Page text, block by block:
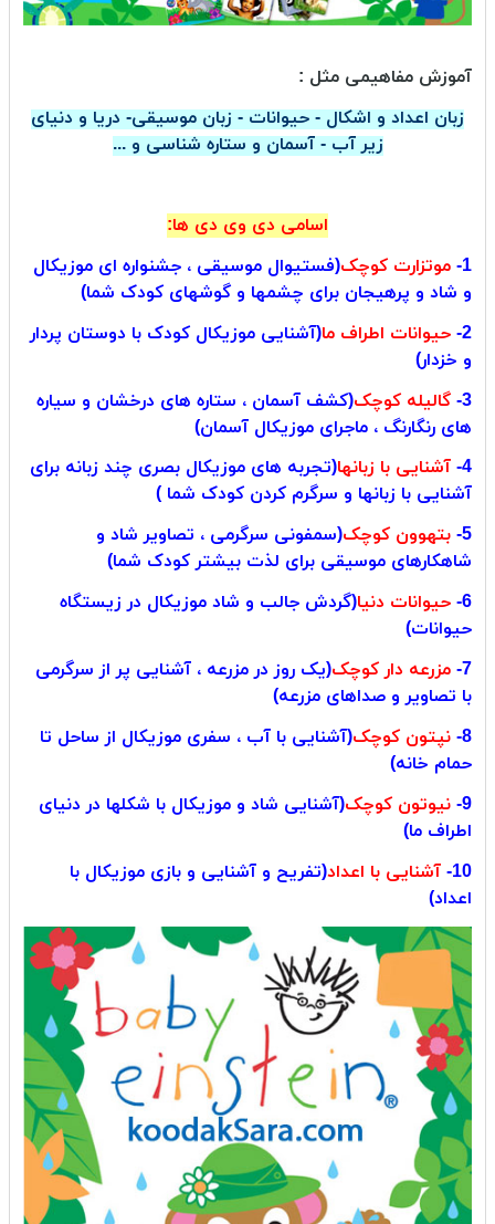
آموزش مفاهیمی مثل :
زبان اعداد و اشکال - حیوانات - زبان موسیقی- دریا و دنیای
زیر آب - آسمان و ستاره شناسی و ...
اسامی دی وی دی ها:
1- موتزارت کوچک(فستیوال موسیقی ، جشنواره ای موزیکال
و شاد و پرهیجان برای چشمها و گوشهای کودک شما)
2- حیوانات اطراف ما(آشنایی موزیکال کودک با دوستان پردار
و خزدار)
3- گالیله کوچک(کشف آسمان ، ستاره های درخشان و سیاره
های رنگارنگ ، ماجرای موزیکال آسمان)
4- آشنایی با زبانها(تجربه های موزیکال بصری چند زبانه برای
آشنایی با زبانها و سرگرم کردن کودک شما )
5- بتهوون کوچک(سمفونی سرگرمی ، تصاویر شاد و
شاهکارهای موسیقی برای لذت بیشتر کودک شما)
6- حیوانات دنیا(گردش جالب و شاد موزیکال در زیستگاه
حیوانات)
7- مزرعه دار کوچک(یک روز در مزرعه ، آشنایی پر از سرگرمی
با تصاویر و صداهای مزرعه)
8- نپتون کوچک(آشنایی با آب ، سفری موزیکال از ساحل تا
حمام خانه)
9- نیوتون کوچک(آشنایی شاد و موزیکال با شکلها در دنیای
اطراف ما)
10- آشنایی با اعداد(تفریح و آشنایی و بازی موزیکال با
اعداد)